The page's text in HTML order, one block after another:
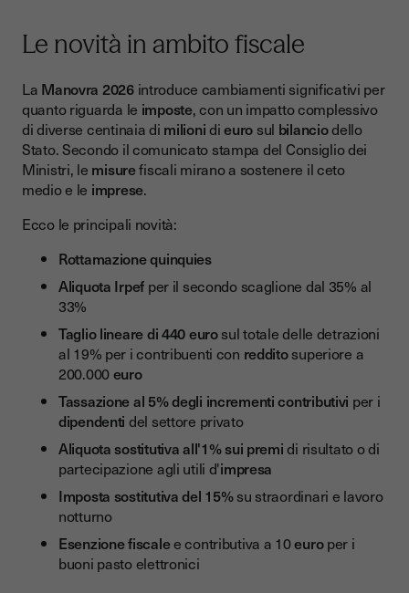
Le novità in ambito fiscale
La Manovra 2026introduce cambiamenti significativi per
quanto riguarda le imposte, con un impatto complessivo
di diverse centinaia di milionidieuro sul bilanciodello
Stato. Secondo il comunicato stampa del Consiglio dei
Ministri, le misurefiscali mirano a sostenere il ceto
medio e le imprese.
Ecco le principali novità:
Rottamazione quinquies
Aliquota Irpef per il secondo scaglione dal 35% al
33%
Taglio lineare di 440 eurosul totale delle detrazioni
al 19% per i contribuenti con redditosuperiore a
200.000euro
Tassazione al 5% degli incrementi contributivi per i
dipendenti del settore privato
Aliquota sostitutiva all'1% sui premidi risultato o di
partecipazione agli utili d'impresa
Imposta sostitutiva del 15%su straordinari e lavoro
notturno
Esenzione fiscalee contributiva a 10europer i
buoni pasto elettronici